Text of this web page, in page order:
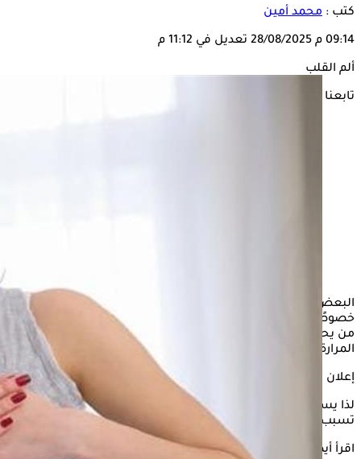
كتب : محمد أمين
09:14 م 28/08/2025 تعديل في 11:12 م
ألم القلب
تابعنا على
البعض ينتابه أعراض الوخز والألم في القلب، ما يثير القلق والخوف،
خصوصًا إذا كانت متكررة، أو صداها يصل لحد منطقى الظهر، وأغلب
من يحدث له هذه الأعراض يشك في كوّن الكوليسترول أو التهابات
المرارة هي السبب الرئيسي في ذلك الألم.
إعلان
لذا يستعرض "الكونسلتو" في السطور التالية، إجابة هل المرارة
تسبب ألم في القلب؟
اقرأ أيضًا: هل تعاني من المرارة؟ علامات تحذيرية يجب الانتباه لها